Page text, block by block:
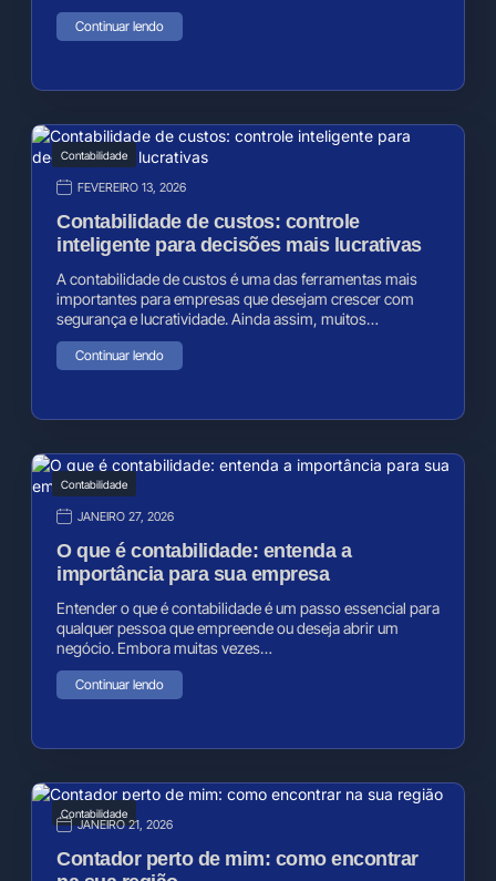
Continuar lendo
Contabilidade
FEVEREIRO 13, 2026
Contabilidade de custos: controle
inteligente para decisões mais lucrativas
A contabilidade de custos é uma das ferramentas mais
importantes para empresas que desejam crescer com
segurança e lucratividade. Ainda assim, muitos…
Continuar lendo
Contabilidade
JANEIRO 27, 2026
O que é contabilidade: entenda a
importância para sua empresa
Entender o que é contabilidade é um passo essencial para
qualquer pessoa que empreende ou deseja abrir um
negócio. Embora muitas vezes…
Continuar lendo
Contabilidade
JANEIRO 21, 2026
Contador perto de mim: como encontrar